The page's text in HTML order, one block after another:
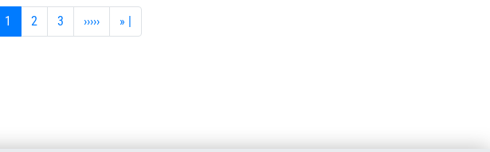
Текущая страница
1 Страница
2 Страница
3 Следующая страница
››››› Последняя страница
» |